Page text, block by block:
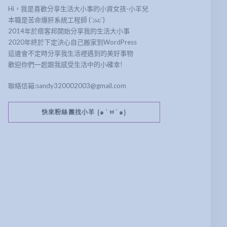
Hi，我是喜歡分享生活大小事的小資女孩-小羊兒
本職是苦命爆肝系統工程師 (´;ω;`)
2014年於痞客邦開始分享我的生活大小事
2020年終於下定決心自己搬家到WordPress
這邊會不定時分享我生活裡遇到的美好事物
歡迎你們一起跟我感受生活中的小確幸!
聯絡信箱:sandy320002003@gmail.com
快來粉絲團找小羊 (๑´ㅂ`๑)